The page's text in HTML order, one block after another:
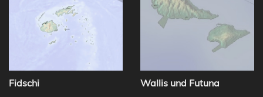
Fidschi Wallis und Futuna